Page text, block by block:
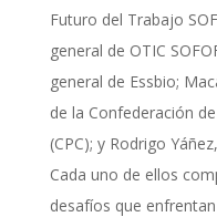
Futuro del Trabajo
general de OTIC
general de Essbio;
de la Confederación
(CPC); y Rodrigo
Cada uno de ellos
desafíos que